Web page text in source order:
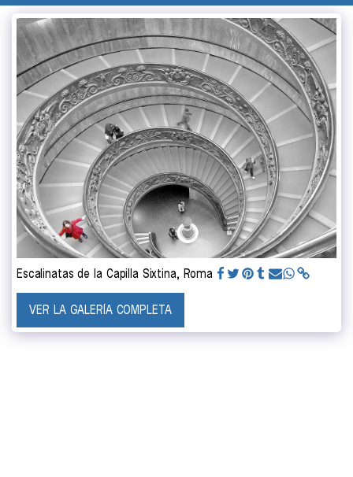
Escalinatas de la Capilla Sixtina, Roma
VER LA GALERÍA COMPLETA